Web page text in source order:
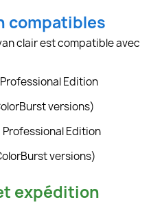
compatibles
clair est compatible avec
Edition
versions)
Edition
versions)
expédition